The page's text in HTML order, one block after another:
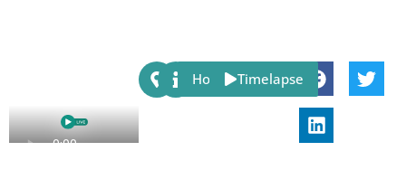
Share:
Host Timelapse